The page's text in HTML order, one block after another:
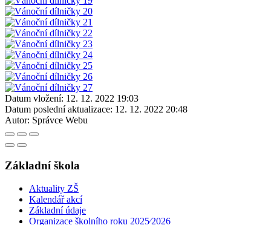
Datum vložení: 12. 12. 2022 19:03
Datum poslední aktualizace: 12. 12. 2022 20:48
Autor: Správce Webu
Základní škola
Aktuality ZŠ
Kalendář akcí
Základní údaje
Organizace školního roku 2025⁄2026